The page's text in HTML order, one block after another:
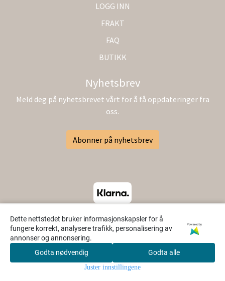
Søk
Dette nettstedet bruker informasjonskapsler for å
fungere korrekt, analysere trafikk, personalisering av
annonser og annonsering.
Powered by
Godta nødvendig Godta alle
Juster innstillingene
LOGG INN
FRAKT
FAQ
BUTIKK
Nyhetsbrev
Meld deg på nyhetsbrevet vårt for å få oppdateringer fra
oss.
Abonner på nyhetsbrev